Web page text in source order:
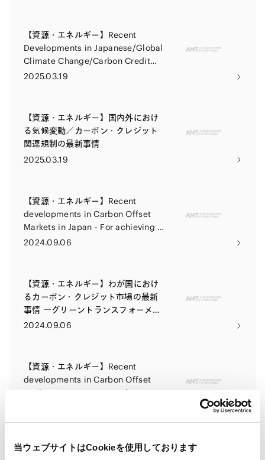
当ウェブサイトはCookieを使用しております
【資源・エネルギー】Recent
Developments in Japanese/Global
Climate Change/Carbon Credit
Regulations
2025.03.19
【資源・エネルギー】国内外におけ
る気候変動／カーボン・クレジット
関連規制の最新事情
2025.03.19
【資源・エネルギー】Recent
developments in Carbon Offset
Markets in Japan - For achieving a
green transformation (GX) and
2024.09.06
【資源・エネルギー】わが国におけ
るカーボン・クレジット市場の最新
事情 ―グリーントランスフォーメー
ション（GX）・脱炭素（カーボンニ
2024.09.06
【資源・エネルギー】Recent
developments in Carbon Offset
Markets in Japan - For achieving a
【資源・エネルギー】わが国におけ